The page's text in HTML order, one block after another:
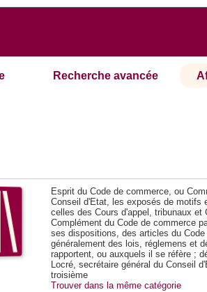
Recherche avancée
Esprit du Code de commerce, ou
Conseil d'Etat, les exposés de motifs
celles des Cours d'appel, tribunaux
Complément du Code de commerce
ses dispositions, des articles du
généralement des lois, réglemens et
rapportent, ou auxquels il se réfère ;
Locré, secrétaire général du Conseil
troisième
Trouver dans la même catégorie